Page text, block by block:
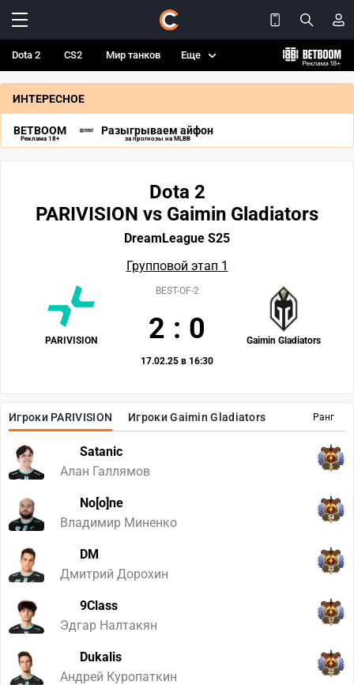
Dota 2 CS2 Мир танков Еще
ИНТЕРЕСНОЕ
BETBOOM
Реклама 18+
Разыгрываем айфон
за прогнозы на MLBB
Ранг
Игроки PARIVISION Игроки Gaimin Gladiators
Satanic
Алан Галлямов
5
No[o]ne
Владимир Миненко
54
DM
Дмитрий Дорохин
22
9Class
Эдгар Налтакян
17
Dukalis
Андрей Куропаткин
22
Dota 2
PARIVISION vs Gaimin Gladiators
DreamLeague S25
Групповой этап 1
PARIVISION Gaimin Gladiators
BEST-OF-2
2 : 0
17.02.25 в 16:30